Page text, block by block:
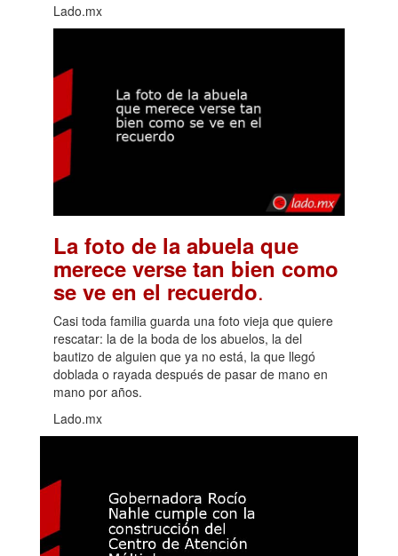
Lado.mx
La foto de la abuela que
merece verse tan bien como
se ve en el recuerdo.
Casi toda familia guarda una foto vieja que quiere
rescatar: la de la boda de los abuelos, la del
bautizo de alguien que ya no está, la que llegó
doblada o rayada después de pasar de mano en
mano por años.
Lado.mx